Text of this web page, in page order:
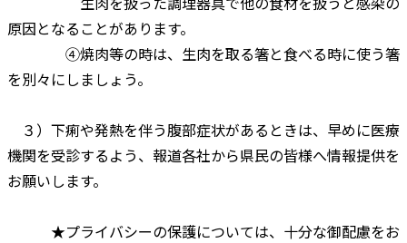
原因となることがあります。
④焼肉等の時は、生肉を取る箸と食べる時に使う箸
を別々にしましょう。
３）下痢や発熱を伴う腹部症状があるときは、早めに医療
機関を受診するよう、報道各社から県民の皆様へ情報提供を
お願いします。
★プライバシーの保護については、十分な御配慮をお